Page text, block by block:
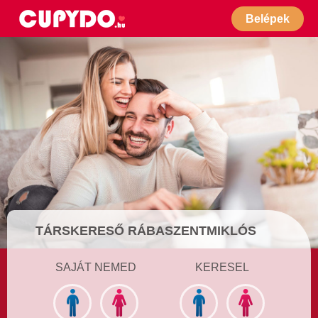
Belépek
TÁRSKERESŐ RÁBASZENTMIKLÓS
SAJÁT NEMED KERESEL